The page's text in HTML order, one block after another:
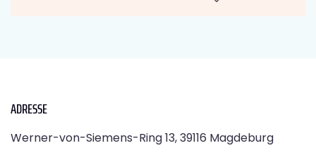
ADRESSE
Werner-von-Siemens-Ring 13, 39116 Magdeburg